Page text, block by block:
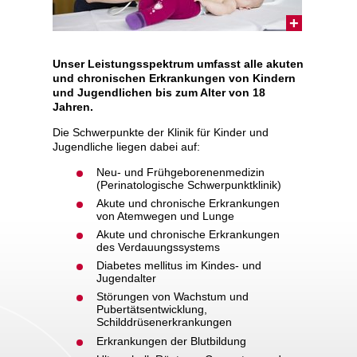
Unser Leistungsspektrum umfasst alle akuten
und chronischen Erkrankungen von Kindern
und Jugendlichen bis zum Alter von 18
Jahren.
Die Schwerpunkte der Klinik für Kinder und
Jugendliche liegen dabei auf:
Neu- und Frühgeborenenmedizin
(Perinatologische Schwerpunktklinik)
Akute und chronische Erkrankungen
von Atemwegen und Lunge
Akute und chronische Erkrankungen
des Verdauungssystems
Diabetes mellitus im Kindes- und
Jugendalter
Störungen von Wachstum und
Pubertätsentwicklung,
Schilddrüsenerkrankungen
Erkrankungen der Blutbildung